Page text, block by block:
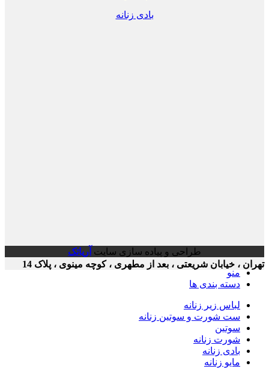
بادی زنانه
، خیابان شریعتی ، بعد از مطهری ، کوچه مینوی ، پلاک 14
طراحی و پیاده سازی سایتآریاتک
منو
دسته بندی ها
لباس زیر زنانه
ست شورت و سوتین زنانه
سوتین
شورت زنانه
بادی زنانه
مایو زنانه